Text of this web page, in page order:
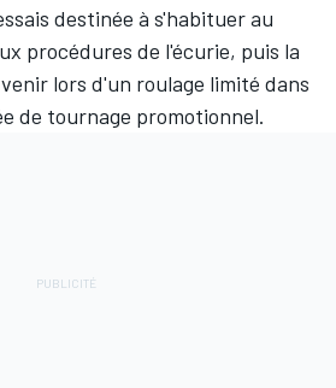
destinée à s'habituer au
procédures de l'écurie, puis la
venir lors d'un roulage limité dans
de tournage promotionnel.